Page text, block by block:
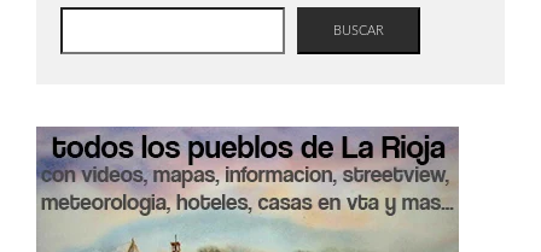
BUSCAR